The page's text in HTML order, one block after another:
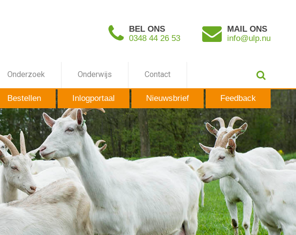
MAIL ONS
info@ulp.nu
BEL ONS
0348 44 26 53
Onderzoek Onderwijs Contact
Bestellen Inlogportaal Nieuwsbrief Feedback